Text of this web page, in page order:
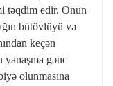
təqdim edir. Onun
bütövlüyü və
keçən
yanaşma gənc
olunmasına